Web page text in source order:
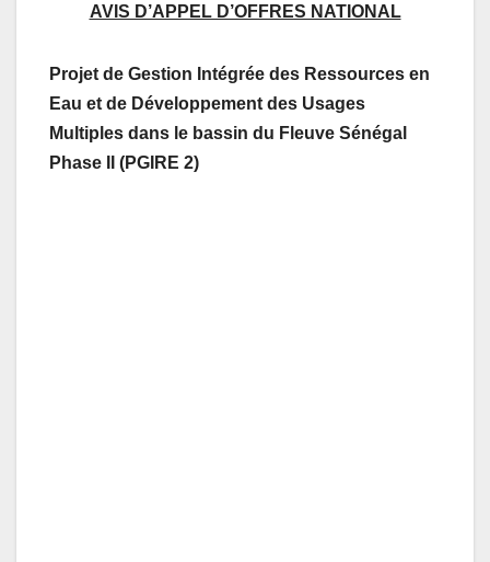
AVIS D’APPEL D’OFFRES NATIONAL
Projet de Gestion Intégrée des Ressources en
Eau et de Développement des Usages
Multiples dans le bassin du Fleuve Sénégal
Phase II (PGIRE 2)